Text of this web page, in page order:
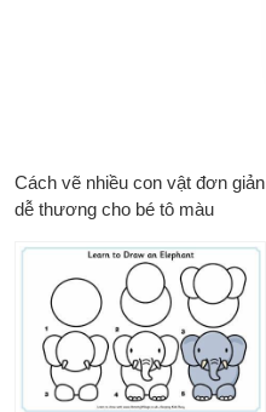
Cách vẽ nhiều con vật đơn giản
dễ thương cho bé tô màu